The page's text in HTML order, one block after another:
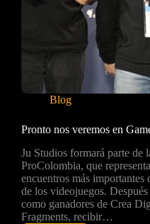
Blog
Pronto nos veremos en
Ju Studios formará parte de
ProColombia, que
encuentros más
de los videojuegos.
como ganadores de Crea
Fragments, recibir…